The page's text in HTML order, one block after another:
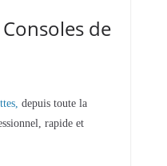
de
depuis toute la
rapide et